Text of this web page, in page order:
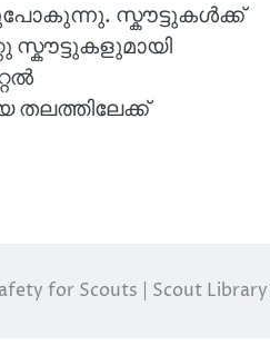
സ്കൗട്ടുകൾക്ക്
സ്കൗട്ടുകളുമായി
തലത്തിലേക്ക്
for Scouts | Scout Library